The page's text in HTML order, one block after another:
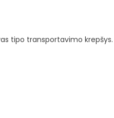
tipo transportavimo krepšys.